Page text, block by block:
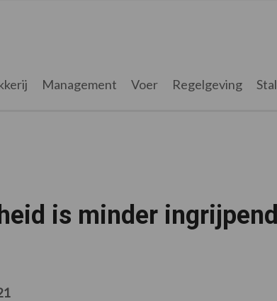
Management Voer Regelgeving Stal
is minder ingrijpend